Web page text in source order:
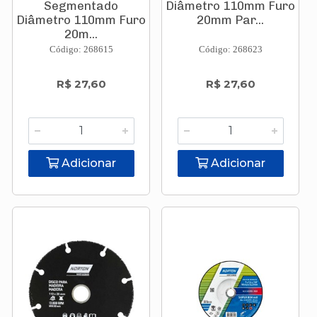
Segmentado
Diâmetro 110mm Furo
20m...
Código: 268615
R$ 27,60
Adicionar
Diâmetro 110mm Furo
20mm Par...
Código: 268623
R$ 27,60
Adicionar